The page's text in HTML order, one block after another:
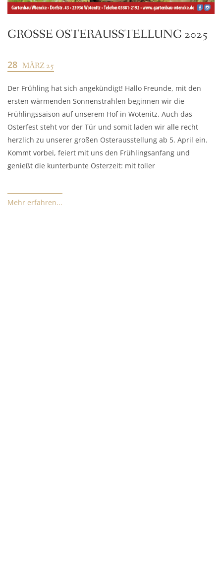
GROSSE OSTERAUSSTELLUNG 2025
28 MÄRZ 25
Der Frühling hat sich angekündigt! Hallo Freunde, mit den
ersten wärmenden Sonnenstrahlen beginnen wir die
Frühlingssaison auf unserem Hof in Wotenitz. Auch das
Osterfest steht vor der Tür und somit laden wir alle recht
herzlich zu unserer großen Osterausstellung ab 5. April ein.
Kommt vorbei, feiert mit uns den Frühlingsanfang und
genießt die kunterbunte Osterzeit: mit toller
Mehr erfahren...